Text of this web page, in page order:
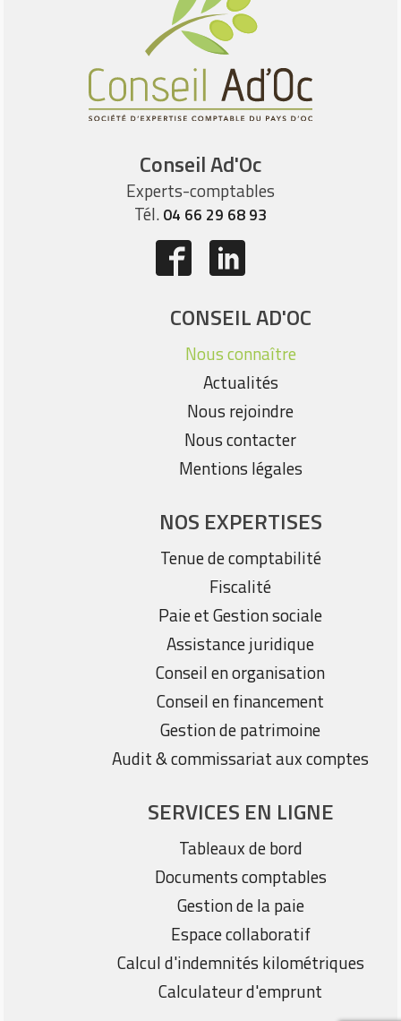
Conseil Ad'Oc
Experts-comptables
Tél.04 66 29 68 93
CONSEIL AD'OC
Nous connaître
Actualités
Nous rejoindre
Nous contacter
Mentions légales
NOS EXPERTISES
Tenue de comptabilité
Fiscalité
Paie et Gestion sociale
Assistance juridique
Conseil en organisation
Conseil en financement
Gestion de patrimoine
Audit & commissariat aux comptes
SERVICES EN LIGNE
Tableaux de bord
Documents comptables
Gestion de la paie
Espace collaboratif
Calcul d'indemnités kilométriques
Calculateur d'emprunt